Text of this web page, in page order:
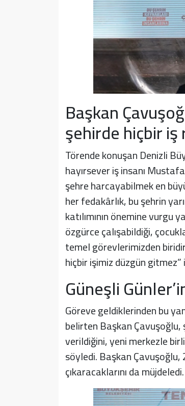
Başkan
şehirde hiçbir
Törende konuşan Denizli
hayırsever iş insanı
şehre harcayabilmek en
her fedakârlık, bu şehrin
katılımının önemine vurgu
özgürce çalışabildiği,
temel görevlerimizden
hiçbir işimiz düzgün
Güneşli
Göreve geldiklerinden bu
belirten Başkan
verildiğini, yeni merkezle
söyledi. Başkan Çavuşoğlu,
çıkaracaklarını da müjdeledi.